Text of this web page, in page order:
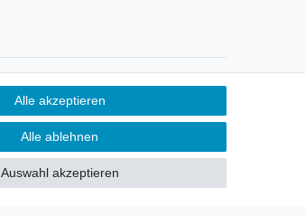
Sie möchten über neu eingetroffene
Lagerware oder Neuheiten
allgemein informiert werden?
Alle akzeptieren
Alle ablehnen
Auswahl akzeptieren